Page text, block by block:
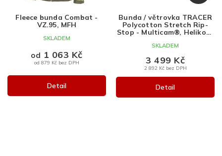
Fleece bunda Combat -
VZ.95, MFH
SKLADEM
od 879 Kč bez DPH
od 1 063 Kč
Detail
D
R
M
Bunda / větrovka TRACER
Polycotton Stretch Rip-
Stop - Multicam®, Helikon-
SKLADEM
2 892 Kč bez DPH
3 499 Kč
Detail